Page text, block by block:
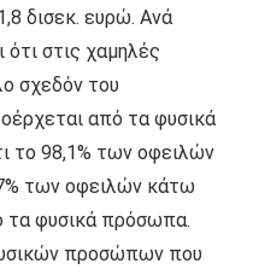
δισεκ. ευρώ. Ανά
στις χαμηλές
σχεδόν του
από τα φυσικά
το 98,1% των οφειλών
των οφειλών κάτω
τα φυσικά πρόσωπα.
προσώπων που